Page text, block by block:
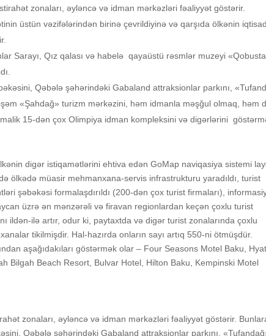
zonaları, əyləncə və idman mərkəzləri fəaliyyət göstərir.
üstün vəzifələrindən birinə çevrildiyinə və qarşıda ölkənin
Sarayı, Qız qalası və habelə qayaüstü rəsmlər muzeyi
Qəbələ şəhərindəki Gabaland attraksionlar parkını,
«Şahdağ» turizm mərkəzini, həm idmanla məşğul olmaq, həm
15-dən çox Olimpiya idman kompleksini və digərlərini
digər istiqamətlərini ehtiva edən GoMap naviqasiya sistemi
ölkədə müasir mehmanxana-servis infrastrukturu yaradıldı, turist
şəbəkəsi formalaşdırıldı (200-dən çox turist firmaları),
üzrə ən mənzərəli və firavan regionlardan keçən çoxlu turist
ildən-ilə artır, odur ki, paytaxtda və digər turist zonalarında çoxlu
tikilmişdir. Hal-hazırda onların sayı artıq 550-ni ötmüşdür.
aşağıdakıları göstərmək olar – Four Seasons Motel Baku,
Bilgah Beach Resort, Bulvar Hotel, Hilton Baku, Kempinski Motel
zonaları, əyləncə və idman mərkəzləri fəaliyyət göstərir.
Qəbələ şəhərindəki Gabaland attraksionlar parkını,